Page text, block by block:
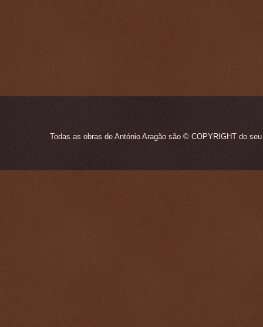
Todas as obras de António Aragão são © COPYRIGHT do